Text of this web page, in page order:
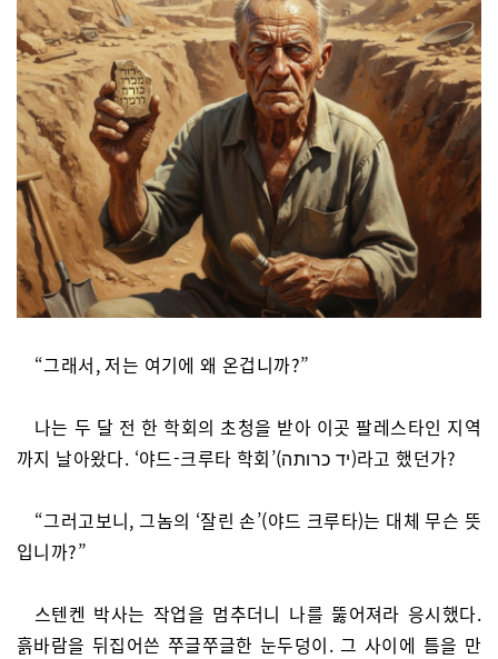
“그래서, 저는 여기에 왜 온겁니까?”
나는 두 달 전 한 학회의 초청을 받아 이곳 팔레스타인 지역
까지 날아왔다. ‘야드-크루타 학회’(יד כרותה)라고 했던가?
“그러고보니, 그놈의 ‘잘린 손’(야드 크루타)는 대체 무슨 뜻
입니까?”
스텐켄 박사는 작업을 멈추더니 나를 뚫어져라 응시했다.
흙바람을 뒤집어쓴 쭈글쭈글한 눈두덩이. 그 사이에 틈을 만